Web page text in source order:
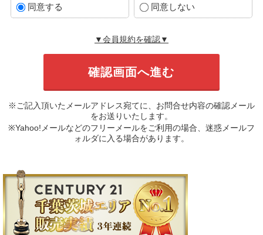
同意する 同意しない
▼会員規約を確認▼
※ご記入頂いたメールアドレス宛てに、お問合せ内容の確認メール
をお送りいたします。
※Yahoo!メールなどのフリーメールをご利用の場合、迷惑メールフ
ォルダに入る場合があります。